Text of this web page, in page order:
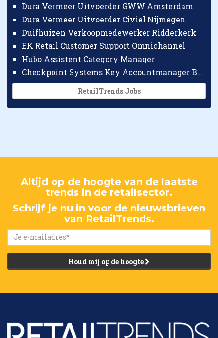
Dura Vermeer Uitvoerder GWW Amsterdam
Dura Vermeer Uitvoerder Civiel Nijmegen
Duifhuizen Verkoopmedewerker Ridderkerk
EK Retail Customer Support Omnichannel
Hubo Assistent Category Manager
Checkpoint Systems Key Accountmanager Benelux
RetailTrends Jobs
Altijd op de hoogte van de laatste
trends in de retailsector.
Schrijf je nu in voor de nieuwsbrieven
van RetailTrends.
Houd mij op de hoogte